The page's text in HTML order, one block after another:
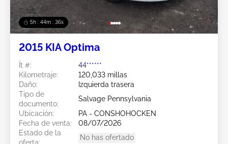
5h : 44m : 34s
2015 KIA Optima
Ít #:
44******
Kilometraje:
120,033 millas
Daño:
Izquierda trasera
Tipo de
documento:
Salvage Pennsylvania
Ubicación:
PA - CONSHOHOCKEN
Fecha de venta:
08/07/2026
Estado de la
No has ofertado